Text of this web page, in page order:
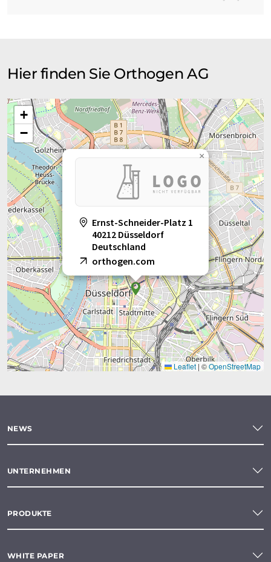
Hier finden Sie Orthogen AG
Ernst-Schneider-Platz 1
40212 Düsseldorf
Deutschland
orthogen.com
×
+
−
Leaflet | ©OpenStreetMap
NEWS
UNTERNEHMEN
PRODUKTE
WHITE PAPER